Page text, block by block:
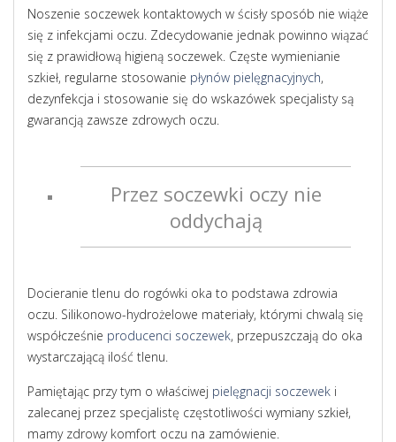
Noszenie soczewek kontaktowych w ścisły sposób nie wiąże
się z infekcjami oczu. Zdecydowanie jednak powinno wiązać
się z prawidłową higieną soczewek. Częste wymienianie
szkieł, regularne stosowanie płynów pielęgnacyjnych,
dezynfekcja i stosowanie się do wskazówek specjalisty są
gwarancją zawsze zdrowych oczu.
Przez soczewki oczy nie
oddychają
Docieranie tlenu do rogówki oka to podstawa zdrowia
oczu. Silikonowo-hydrożelowe materiały, którymi chwalą się
współcześnie producenci soczewek, przepuszczają do oka
wystarczającą ilość tlenu.
Pamiętając przy tym o właściwej pielęgnacji soczewek i
zalecanej przez specjalistę częstotliwości wymiany szkieł,
mamy zdrowy komfort oczu na zamówienie.